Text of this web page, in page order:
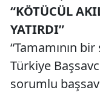
“KÖTÜCÜL
YATIRDI”
“Tamamının
Türkiye
sorumlu